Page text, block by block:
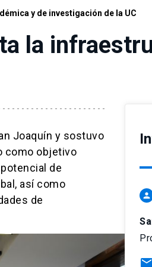
y de investigación de la UC
la
Joaquín y sostuvo
como objetivo
de
así como
de
person
mail